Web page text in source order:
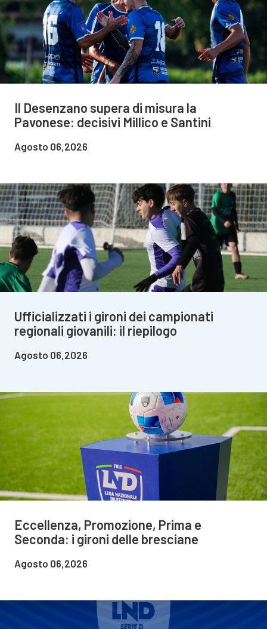
Il Desenzano supera di misura la
Pavonese: decisivi Millico e Santini
Agosto 06,2026
Ufficializzati i gironi dei campionati
regionali giovanili: il riepilogo
Agosto 06,2026
Eccellenza, Promozione, Prima e
Seconda: i gironi delle bresciane
Agosto 06,2026